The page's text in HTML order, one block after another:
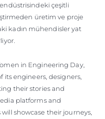
çeşitli
üretim ve proje
kadın mühendisler yat
in Engineering Day,
its engineers, designers,
their stories and
platforms and
showcase their journeys,